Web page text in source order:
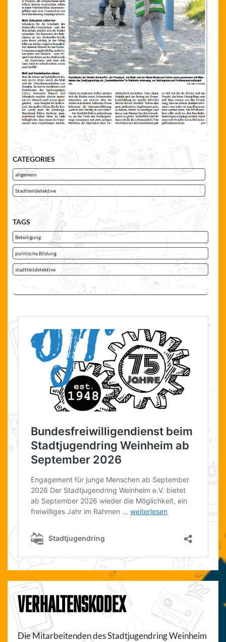
CATEGORIES
allgemein
Stadtteildetektive
TAGS
Beteiligung
politische Bildung
stadtteildetektive
VERHALTENSKODEX
Die Mitarbeitenden des Stadtjugendring Weinheim